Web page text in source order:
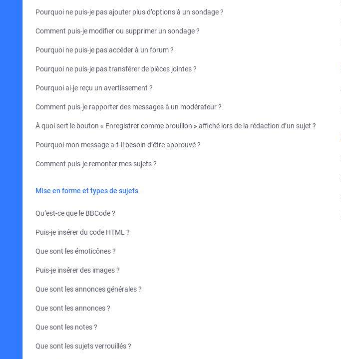
Pourquoi ne puis-je pas ajouter plus d’options à un sondage ?
Comment puis-je modifier ou supprimer un sondage ?
Pourquoi ne puis-je pas accéder à un forum ?
Pourquoi ne puis-je pas transférer de pièces jointes ?
Pourquoi ai-je reçu un avertissement ?
Comment puis-je rapporter des messages à un modérateur ?
À quoi sert le bouton « Enregistrer comme brouillon » affiché lors de la rédaction d’un sujet ?
Pourquoi mon message a-t-il besoin d’être approuvé ?
Comment puis-je remonter mes sujets ?
Mise en forme et types de sujets
Qu’est-ce que le BBCode ?
Puis-je insérer du code HTML ?
Que sont les émoticônes ?
Puis-je insérer des images ?
Que sont les annonces générales ?
Que sont les annonces ?
Que sont les notes ?
Que sont les sujets verrouillés ?